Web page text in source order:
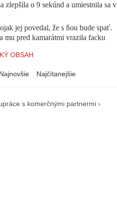
zlepšila o 9 sekúnd a umiestnila sa v
jej povedal, že s ňou bude spať.
mu pred kamarátmi vrazila facku
OBSAH
Najčítanejšie
s komerčnými partnermi ›